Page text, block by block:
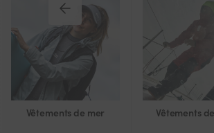
Vêtements de mer Vêtements